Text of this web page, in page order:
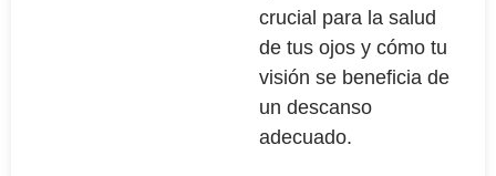
crucial para la salud
de tus ojos y cómo tu
visión se beneficia de
un descanso
adecuado.